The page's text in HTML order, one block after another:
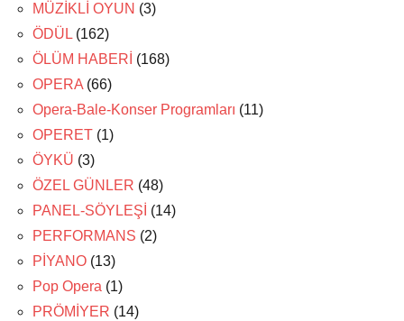
MÜZİKLİ OYUN (3)
ÖDÜL (162)
ÖLÜM HABERİ (168)
OPERA (66)
Opera-Bale-Konser Programları (11)
OPERET (1)
ÖYKÜ (3)
ÖZEL GÜNLER (48)
PANEL-SÖYLEŞİ (14)
PERFORMANS (2)
PİYANO (13)
Pop Opera (1)
PRÖMİYER (14)